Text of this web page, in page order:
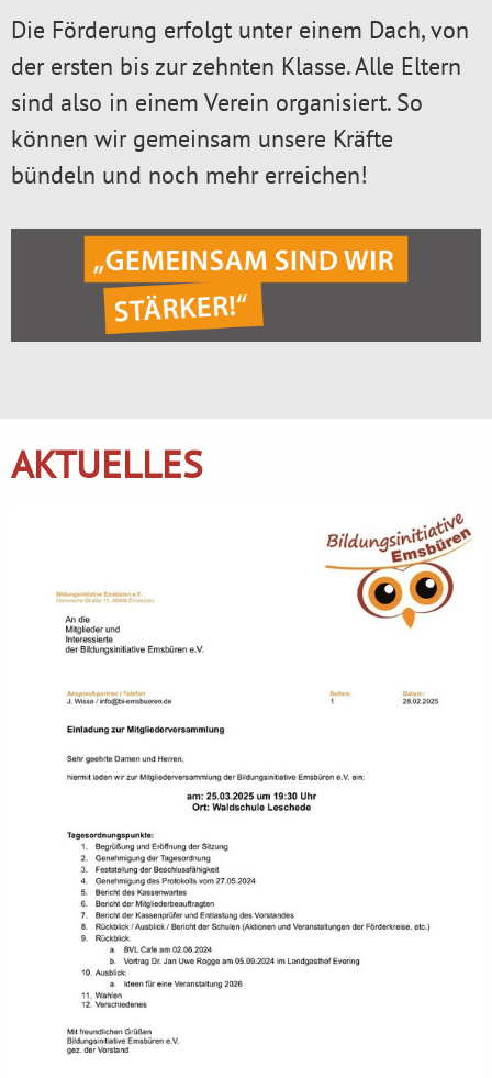
Die Förderung erfolgt unter einem Dach, von
der ersten bis zur zehnten Klasse. Alle Eltern
sind also in einem Verein organisiert. So
können wir gemeinsam unsere Kräfte
bündeln und noch mehr erreichen!
AKTUELLES